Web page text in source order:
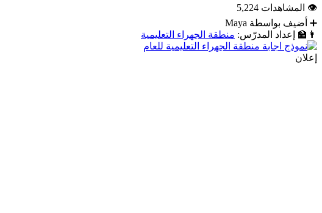
👁 المشاهدات 5,224
➕ أضيف بواسطة Maya
👨‍🏫
إعداد المدرّس: منطقة الجهراء التعليمية
إعلان